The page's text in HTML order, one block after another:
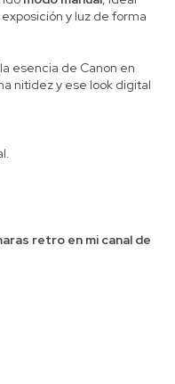
y luz de forma
esencia de Canon en
nitidez y ese look digital
retro en mi canal de